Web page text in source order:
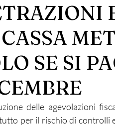
SE SI
delle agevolazioni
per il rischio di controlli